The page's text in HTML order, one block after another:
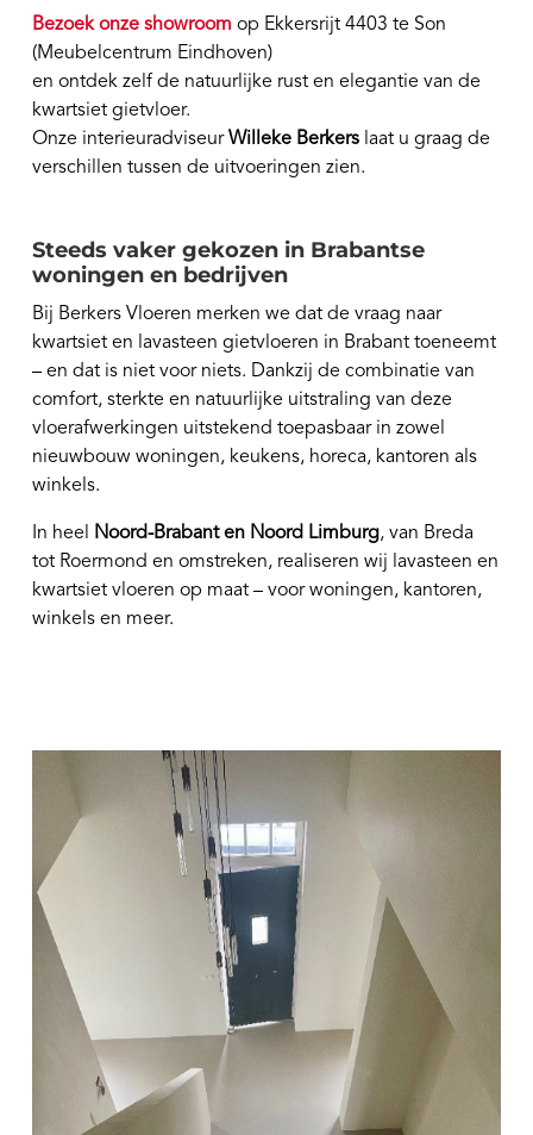
Bezoek onze showroom op Ekkersrijt 4403 te Son
(Meubelcentrum Eindhoven)
en ontdek zelf de natuurlijke rust en elegantie van de
kwartsiet gietvloer.
Onze interieuradviseurWilleke Berkers laat u graag de
verschillen tussen de uitvoeringen zien.
Steeds vaker gekozen in Brabantse
woningen en bedrijven
Bij Berkers Vloeren merken we dat de vraag naar
kwartsiet en lavasteen gietvloeren in Brabant toeneemt
– en dat is niet voor niets. Dankzij de combinatie van
comfort, sterkte en natuurlijke uitstraling van deze
vloerafwerkingen uitstekend toepasbaar in zowel
nieuwbouw woningen, keukens, horeca, kantoren als
winkels.
In heel Noord-Brabant en Noord Limburg, van Breda
tot Roermond en omstreken, realiseren wij lavasteen en
kwartsiet vloeren op maat – voor woningen, kantoren,
winkels en meer.